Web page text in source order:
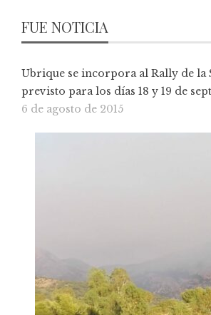
FUE NOTICIA
Ubrique se incorpora al Rally de la
previsto para los días 18 y 19 de
6 de agosto de 2015